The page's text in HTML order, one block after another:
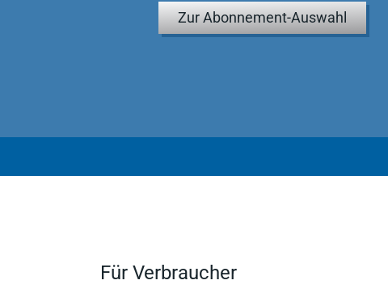
Zur Abonnement-Auswahl
Für Verbraucher